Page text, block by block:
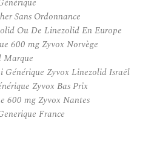
Sans Ordonnance
Ou De Linezolid En Europe
600 mg Zyvox Norvège
Marque
Générique Zyvox Linezolid Israël
Zyvox Bas Prix
600 mg Zyvox Nantes
France